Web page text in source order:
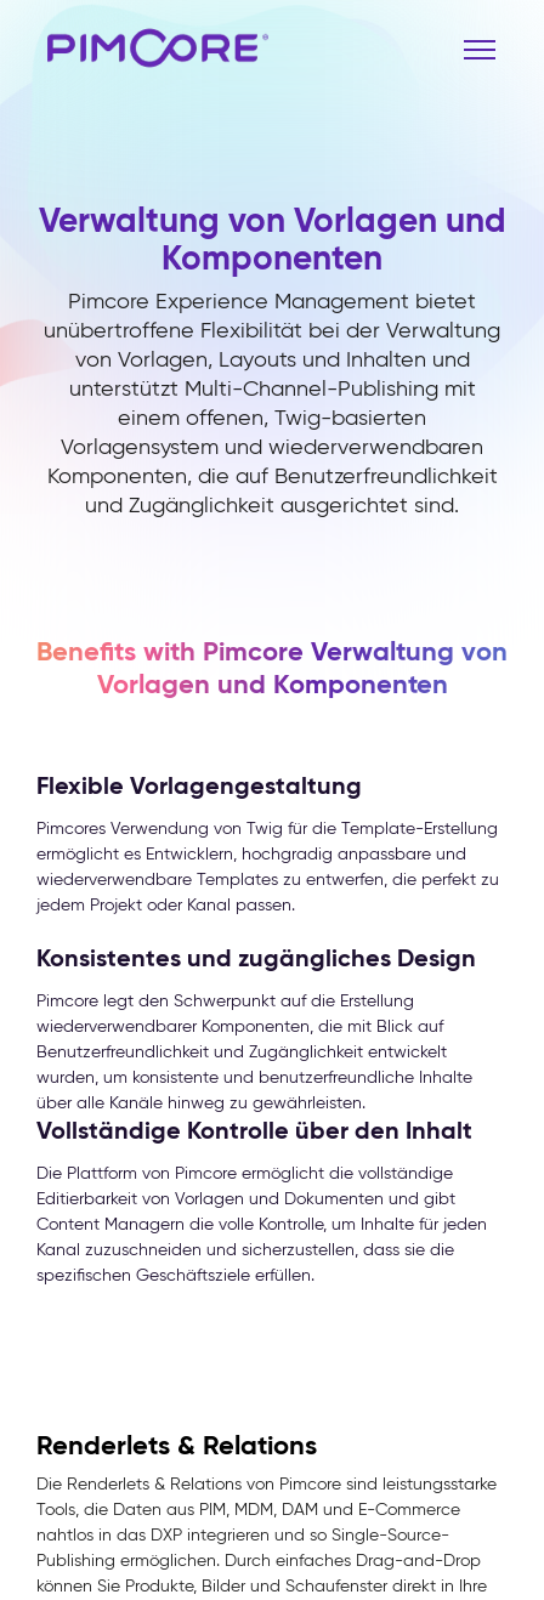
Verwaltung von Vorlagen und
Komponenten
Pimcore Experience Management bietet
unübertroffene Flexibilität bei der Verwaltung
von Vorlagen, Layouts und Inhalten und
unterstützt Multi-Channel-Publishing mit
einem offenen, Twig-basierten
Vorlagensystem und wiederverwendbaren
Komponenten, die auf Benutzerfreundlichkeit
und Zugänglichkeit ausgerichtet sind.
Benefits with Pimcore Verwaltung von
Vorlagen und Komponenten
Flexible Vorlagengestaltung
Pimcores Verwendung von Twig für die Template-Erstellung
ermöglicht es Entwicklern, hochgradig anpassbare und
wiederverwendbare Templates zu entwerfen, die perfekt zu
jedem Projekt oder Kanal passen.
Konsistentes und zugängliches Design
Pimcore legt den Schwerpunkt auf die Erstellung
wiederverwendbarer Komponenten, die mit Blick auf
Benutzerfreundlichkeit und Zugänglichkeit entwickelt
wurden, um konsistente und benutzerfreundliche Inhalte
über alle Kanäle hinweg zu gewährleisten.
Vollständige Kontrolle über den Inhalt
Die Plattform von Pimcore ermöglicht die vollständige
Editierbarkeit von Vorlagen und Dokumenten und gibt
Content Managern die volle Kontrolle, um Inhalte für jeden
Kanal zuzuschneiden und sicherzustellen, dass sie die
spezifischen Geschäftsziele erfüllen.
Renderlets & Relations
Die Renderlets & Relations von Pimcore sind leistungsstarke
Tools, die Daten aus PIM, MDM, DAM und E-Commerce
nahtlos in das DXP integrieren und so Single-Source-
Publishing ermöglichen. Durch einfaches Drag-and-Drop
können Sie Produkte, Bilder und Schaufenster direkt in Ihre